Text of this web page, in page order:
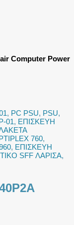
Computer Power
, PC PSU, PSU,
01, ΕΠΙΣΚΕΥΗ
760,
, ΕΠΙΣΚΕΥΗ
SFF ΛΑΡΙΣΑ,